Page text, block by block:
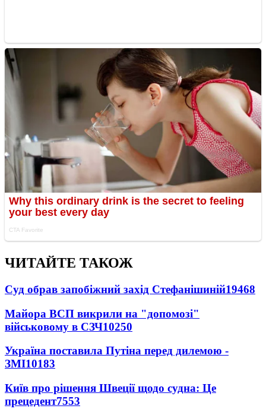
ЧИТАЙТЕ ТАКОЖ
Суд обрав запобіжний захід Стефанішиній19468
Майора ВСП викрили на "допомозі"
військовому в СЗЧ10250
Україна поставила Путіна перед дилемою -
ЗМІ10183
Київ про рішення Швеції щодо судна: Це
прецедент7553